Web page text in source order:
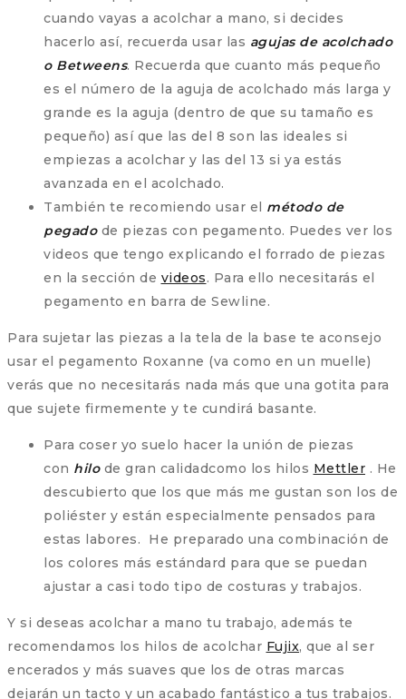
cuando vayas a acolchar a mano, si decides
hacerlo así, recuerda usar las agujas de acolchado
o Betweens. Recuerda que cuanto más pequeño
es el número de la aguja de acolchado más larga y
grande es la aguja (dentro de que su tamaño es
pequeño) así que las del 8 son las ideales si
empiezas a acolchar y las del 13 si ya estás
avanzada en el acolchado.
También te recomiendo usar el método de
pegadode piezas con pegamento. Puedes ver los
videos que tengo explicando el forrado de piezas
en la sección de videos. Para ello necesitarás el
pegamento en barra de Sewline.
Para sujetar las piezas a la tela de la base te aconsejo
usar el pegamento Roxanne (va como en un muelle)
verás que no necesitarás nada más que una gotita para
que sujete firmemente y te cundirá basante.
Para coser yo suelo hacer la unión de piezas
con hilo de gran calidadcomo los hilos Mettler . He
descubierto que los que más me gustan son los de
poliéster y están especialmente pensados para
estas labores. He preparado una combinación de
los colores más estándard para que se puedan
ajustar a casi todo tipo de costuras y trabajos.
Y si deseas acolchar a mano tu trabajo, además te
recomendamos los hilos de acolchar Fujix, que al ser
encerados y más suaves que los de otras marcas
dejarán un tacto y un acabado fantástico a tus trabajos.